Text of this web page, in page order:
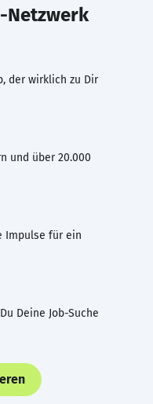
Netzwerk
der wirklich zu Dir
und über 20.000
Impulse für ein
Deine Job-Suche